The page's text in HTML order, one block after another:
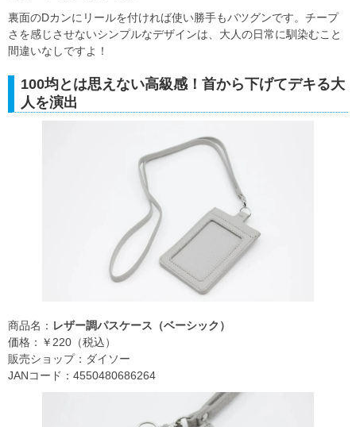
裏面のDカンにリールを付ければ使い勝手もバツグンです。チープ
さを感じさせないシンプルなデザインは、大人の日常に馴染むこと
間違いなしですよ！
100均とは思えない高級感！首から下げてデキる大
人を演出
商品名： レザー調パスケース（ベーシック）
価格：￥220（税込）
販売ショップ：ダイソー
JANコード：4550480686264